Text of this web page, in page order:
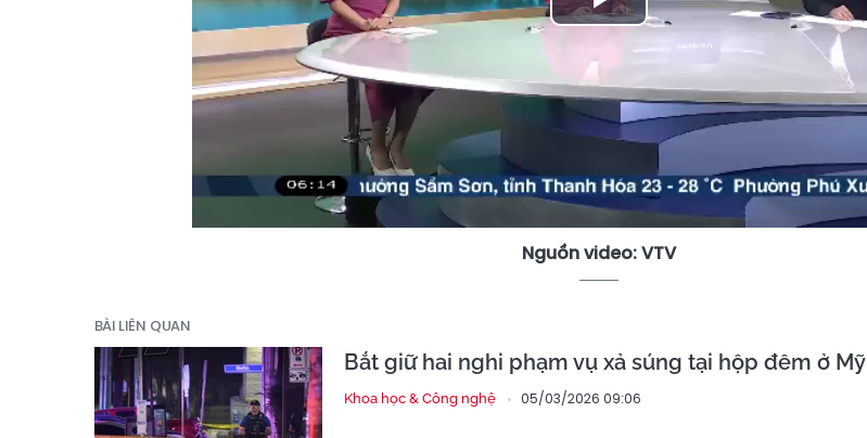
Play
Video
Nguồn video: VTV
BÀI LIÊN QUAN
Bắt giữ hai nghi phạm vụ xả súng tại hộp đêm ở Mỹ
Khoa học & Công nghệ 05/03/2026 09:06